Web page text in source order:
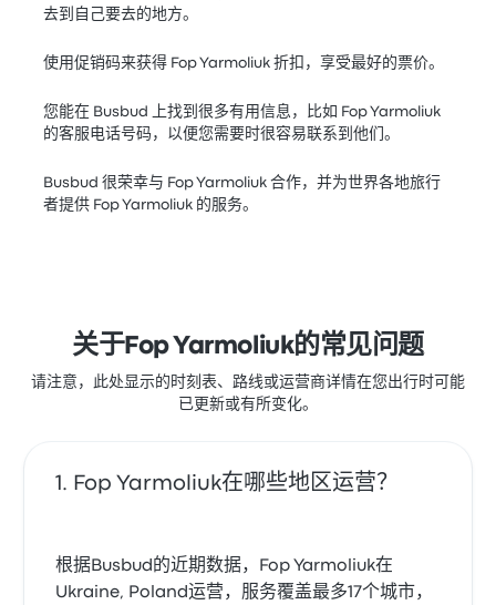
去到自己要去的地方。
使用促销码来获得 Fop Yarmoliuk 折扣，享受最好的票价。
您能在 Busbud 上找到很多有用信息，比如 Fop Yarmoliuk
的客服电话号码，以便您需要时很容易联系到他们。
Busbud 很荣幸与 Fop Yarmoliuk 合作，并为世界各地旅行
者提供 Fop Yarmoliuk 的服务。
关于Fop Yarmoliuk的常见问题
请注意，此处显示的时刻表、路线或运营商详情在您出行时可能
已更新或有所变化。
Fop Yarmoliuk在哪些地区运营？
根据Busbud的近期数据，Fop Yarmoliuk在
Ukraine, Poland运营，服务覆盖最多17个城市，